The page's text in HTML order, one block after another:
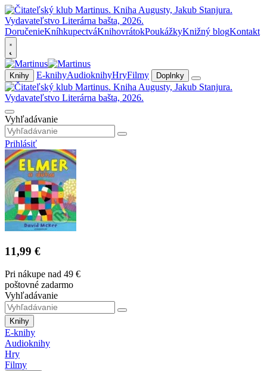
DoručenieKníhkupectváKnihovrátokPoukážkyKnižný blogKontakt
Knihy E-knihyAudioknihyHryFilmy Doplnky
Vyhľadávanie
Prihlásiť
11,99 €
Pri nákupe nad 49 €
poštovné zadarmo
Vyhľadávanie
Knihy
E-knihy
Audioknihy
Hry
Filmy